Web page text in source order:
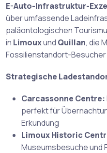
E-Auto-Infrastruktur-
über umfassende
paläontologischen
in Limouxund Quillan, die
Fossilienstandort-
Strategische
Carcassonne Centre:
perfekt für
Erkundung
Limoux Historic
Museumsbesuche und